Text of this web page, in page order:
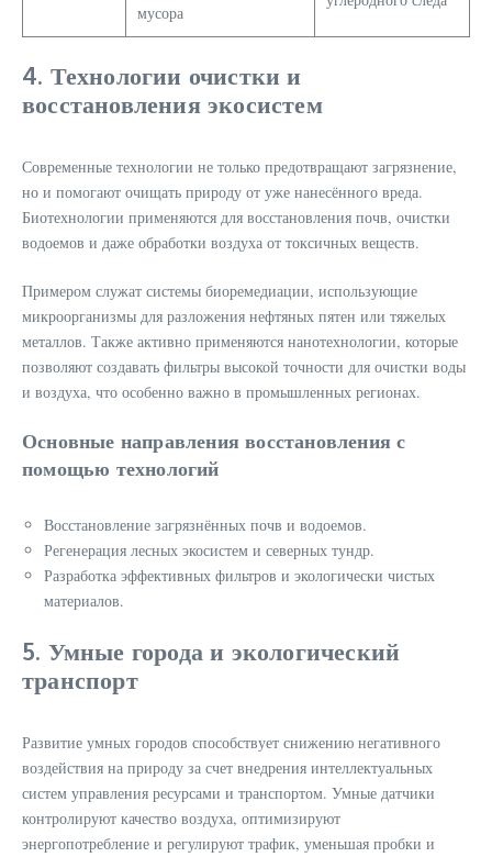
мусора
4. Технологии очистки и
восстановления экосистем
Современные технологии не только предотвращают загрязнение,
но и помогают очищать природу от уже нанесённого вреда.
Биотехнологии применяются для восстановления почв, очистки
водоемов и даже обработки воздуха от токсичных веществ.
Примером служат системы биоремедиации, использующие
микроорганизмы для разложения нефтяных пятен или тяжелых
металлов. Также активно применяются нанотехнологии, которые
позволяют создавать фильтры высокой точности для очистки воды
и воздуха, что особенно важно в промышленных регионах.
Основные направления восстановления с
помощью технологий
Восстановление загрязнённых почв и водоемов.
Регенерация лесных экосистем и северных тундр.
Разработка эффективных фильтров и экологически чистых
материалов.
5. Умные города и экологический
транспорт
Развитие умных городов способствует снижению негативного
воздействия на природу за счет внедрения интеллектуальных
систем управления ресурсами и транспортом. Умные датчики
контролируют качество воздуха, оптимизируют
энергопотребление и регулируют трафик, уменьшая пробки и